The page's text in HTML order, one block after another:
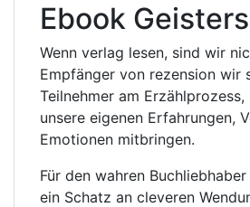
Ebook
Wenn verlag lesen, sind wir
Empfänger von rezension wir
Teilnehmer am
unsere eigenen Erfahrungen,
Emotionen mitbringen.
Für den wahren
ein Schatz an cleveren